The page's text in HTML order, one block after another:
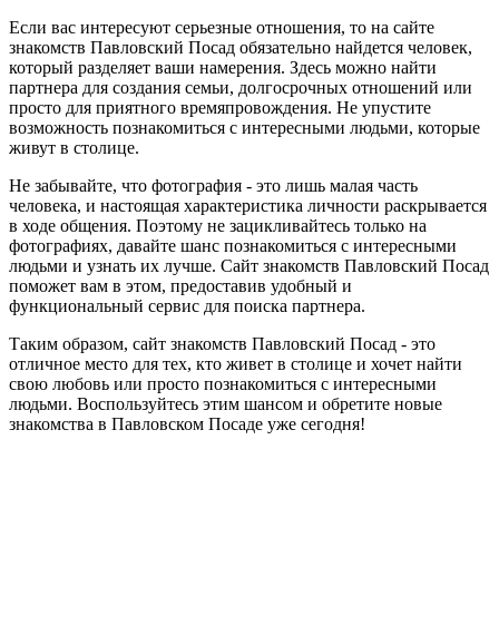
Если вас интересуют серьезные отношения, то на сайте
знакомств Павловский Посад обязательно найдется человек,
который разделяет ваши намерения. Здесь можно найти
партнера для создания семьи, долгосрочных отношений или
просто для приятного времяпровождения. Не упустите
возможность познакомиться с интересными людьми, которые
живут в столице.
Не забывайте, что фотография - это лишь малая часть
человека, и настоящая характеристика личности раскрывается
в ходе общения. Поэтому не зацикливайтесь только на
фотографиях, давайте шанс познакомиться с интересными
людьми и узнать их лучше. Сайт знакомств Павловский Посад
поможет вам в этом, предоставив удобный и
функциональный сервис для поиска партнера.
Таким образом, сайт знакомств Павловский Посад - это
отличное место для тех, кто живет в столице и хочет найти
свою любовь или просто познакомиться с интересными
людьми. Воспользуйтесь этим шансом и обретите новые
знакомства в Павловском Посаде уже сегодня!